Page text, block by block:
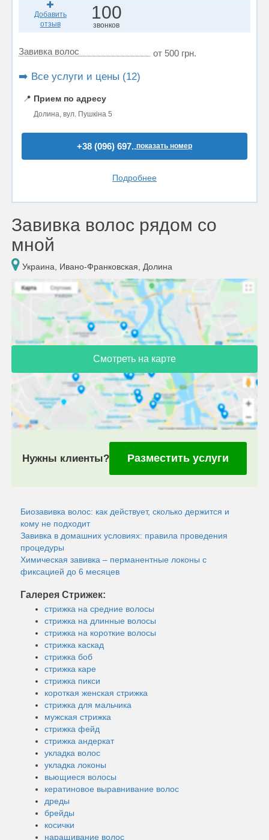
Добавить
отзыв
100
звонков
Завивка волос от 500 грн.
➡️ Все услуги и цены (12)
📍 Прием по адресу
Долина, вул. Пушкіна 5
+38 (096) 697..показать номер
Подробнее
Завивка волос рядом со
мной
Украина, Ивано-Франковская, Долина
Смотреть на карте
Нужны клиенты? Разместить услуги
Биозавивка волос: как действует, сколько держится и
кому не подходит
Завивка в домашних условиях: правила проведения
процедуры
Химическая завивка – перманентные локоны с
фиксацией до 6 месяцев
Галерея Стрижек:
стрижка на средние волосы
стрижка на длинные волосы
стрижка на короткие волосы
стрижка каскад
стрижка боб
стрижка каре
стрижка пикси
короткая женская стрижка
стрижка для мальчика
мужская стрижка
стрижка фейд
стрижка андеркат
укладка волос
укладка локоны
вьющиеся волосы
кератиновое выравнивание волос
дреды
брейды
косички
наращивание волос